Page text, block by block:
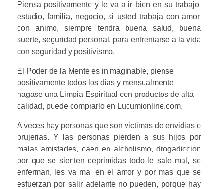
Piensa positivamente y le va a ir bien en su trabajo,
estudio, familia, negocio, si usted trabaja con amor,
con animo, siempre tendra buena salud, buena
suerte, seguridad personal, para enfrentarse a la vida
con seguridad y positivismo.
El Poder de la Mente es inimaginable, piense
positivamente todos los dias y mensualmente
hagase una Limpia Espiritual con productos de alta
calidad, puede comprarlo en Lucumionline.com.
A veces hay personas que son victimas de envidias o
brujerias. Y las personas pierden a sus hijos por
malas amistades, caen en alcholismo, drogadiccion
por que se sienten deprimidas todo le sale mal, se
enferman, les va mal en el amor y por mas que se
esfuerzan por salir adelante no pueden, porque hay